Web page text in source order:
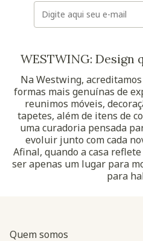
E-mail
WESTWING: Design
Na Westwing,
formas mais genuínas de
reunimos móveis,
tapetes, além de itens de
uma curadoria pensada
evoluir junto com cada
Afinal, quando a casa
ser apenas um lugar para
para
Quem somos